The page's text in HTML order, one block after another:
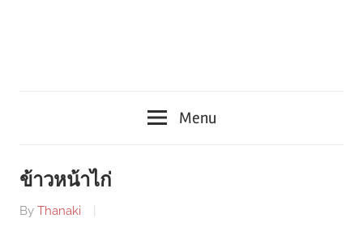
Menu
ข้าวหน้าไก่
By Thanaki